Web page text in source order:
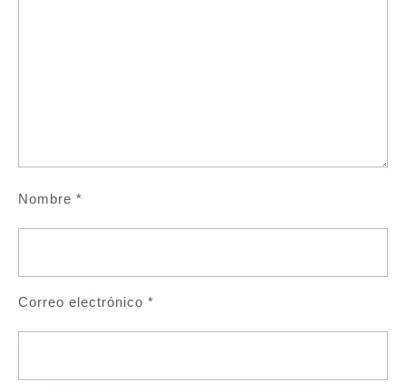
Nombre *
Correo electrónico *